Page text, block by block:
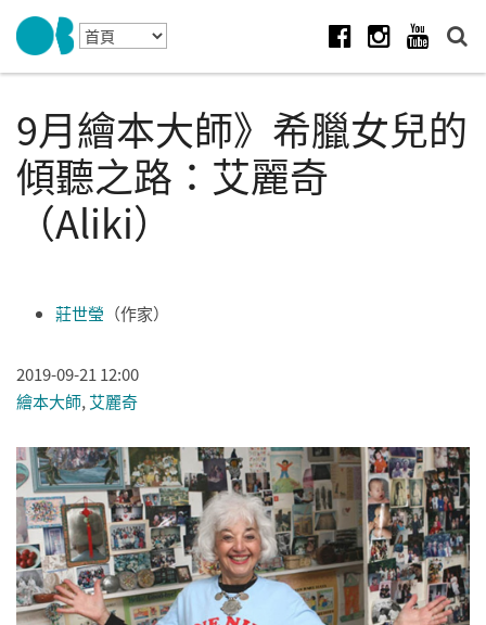
Skip to navigation
移至主內容
9月繪本大師》希臘女兒的
傾聽之路：艾麗奇
（Aliki）
莊世瑩 （作家）
2019-09-21 12:00
繪本大師, 艾麗奇